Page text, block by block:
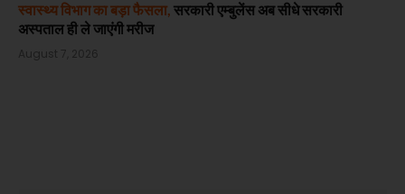
स्वास्थ्य विभाग का बड़ा फैसला, सरकारी एम्बुलेंस अब सीधे सरकारी
अस्पताल ही ले जाएंगी मरीज
August 7, 2026